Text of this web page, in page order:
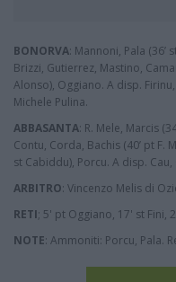
BONORVA: Mannoni, Pala (36’
Brizzi, Gutierrez, Mastino,
Alonso), Oggiano. A disp.
Michele Pulina.
ABBASANTA: R. Mele, Marcis
Contu, Corda, Bachis (40’ pt F.
st Cabiddu), Porcu. A disp.
ARBITRO: Vincenzo Melis di
RETI; 5' pt Oggiano, 17' st Fini,
NOTE: Ammoniti: Porcu, Pala.